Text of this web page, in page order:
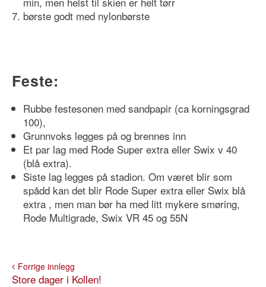
børste godt med nylonbørste
Feste:
Rubbe festesonen med sandpapir (ca korningsgrad
100),
Grunnvoks legges på og brennes inn
Et par lag med Rode Super extra eller Swix v 40
(blå extra).
Siste lag legges på stadion. Om været blir som
spådd kan det blir Rode Super extra eller Swix blå
extra , men man bør ha med litt mykere smøring,
Rode Multigrade, Swix VR 45 og 55N
Forrige innlegg
Store dager i Kollen!